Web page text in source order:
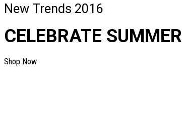
New Trends 2016
CELEBRATE SUMMER
Shop Now